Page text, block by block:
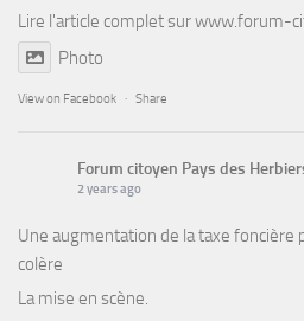
Lire l'article complet surwww.forum-
Photo
View on Facebook · Share
Forum citoyen Pays des
2 years ago
Une augmentation de la taxe foncière
colère
La mise en scène.